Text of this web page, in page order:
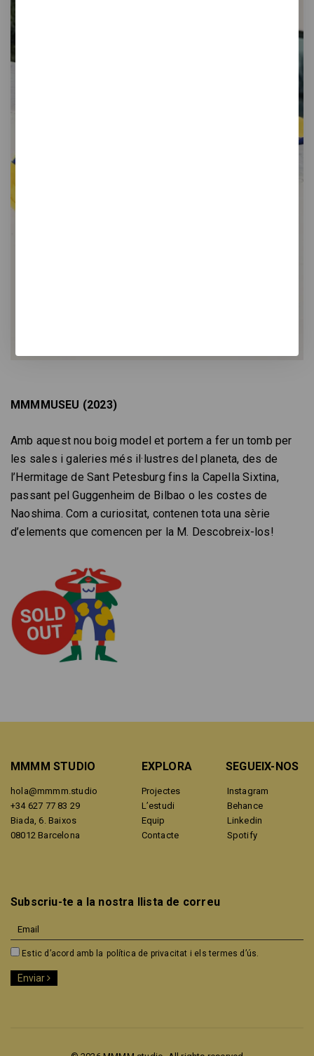
MMMMUSEU (2023)
Amb aquest nou boig model et portem a fer un tomb per
les sales i galeries més il·lustres del planeta, des de
l’Hermitage de Sant Petesburg fins la Capella Sixtina,
passant pel Guggenheim de Bilbao o les costes de
Naoshima. Com a curiositat, contenen tota una sèrie
d’elements que comencen per la M. Descobreix-los!
MMMM STUDIO
hola@mmmm.studio
+34 627 77 83 29
Biada, 6. Baixos
08012 Barcelona
EXPLORA
Projectes
L’estudi
Equip
Contacte
SEGUEIX-NOS
Instagram
Behance
Linkedin
Spotify
Subscriu-te a la nostra llista de correu
Estic d’acord amb la política de privacitat i els termes d’ús.
Enviar